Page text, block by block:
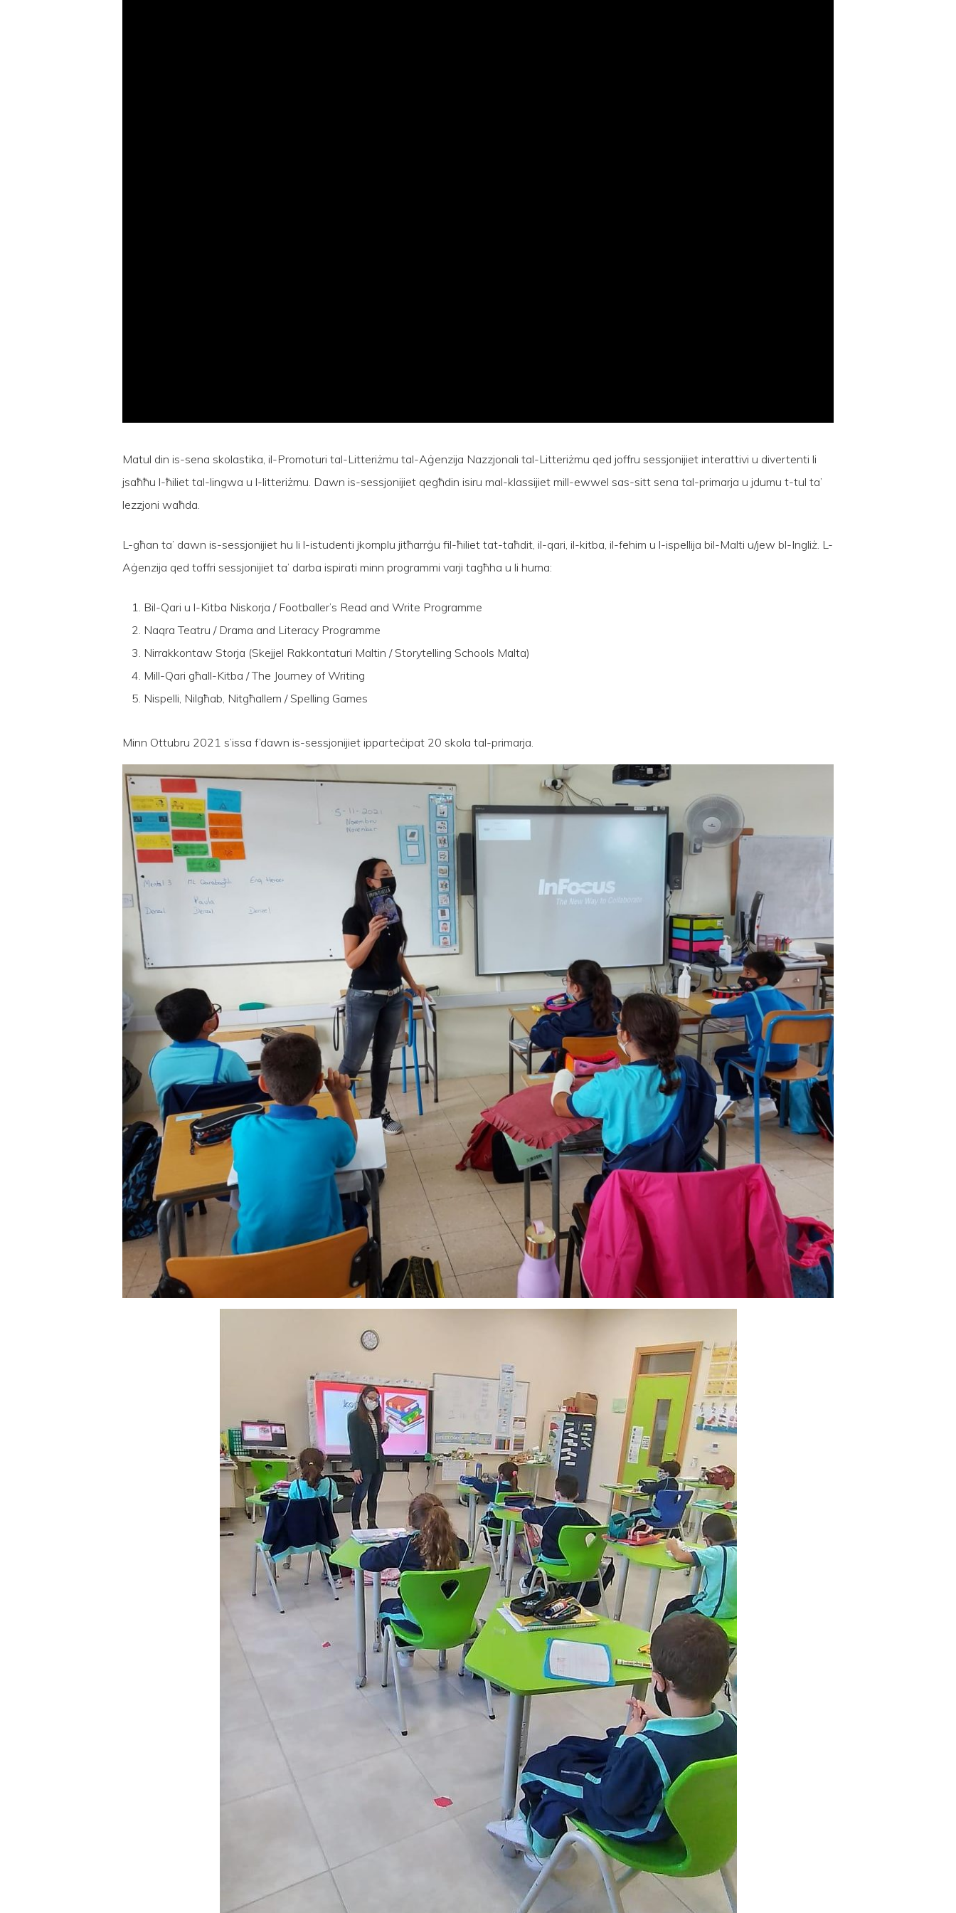
Matul din is-sena skolastika, il-Promoturi tal-Litteriżmu tal-Aġenzija Nazzjonali tal-Litteriżmu qed joffru sessjonijiet interattivi u divertenti li
jsaħħu l-ħiliet tal-lingwa u l-litteriżmu. Dawn is-sessjonijiet qegħdin isiru mal-klassijiet mill-ewwel sas-sitt sena tal-primarja u jdumu t-tul ta’
lezzjoni waħda.
L-għan ta’ dawn is-sessjonijiet hu li l-istudenti jkomplu jitħarrġu fil-ħiliet tat-taħdit, il-qari, il-kitba, il-fehim u l-ispellija bil-Malti u/jew bl-Ingliż. L-
Aġenzija qed toffri sessjonijiet ta’ darba ispirati minn programmi varji tagħha u li huma:
Bil-Qari u l-Kitba Niskorja / Footballer’s Read and Write Programme
Naqra Teatru / Drama and Literacy Programme
Nirrakkontaw Storja (Skejjel Rakkontaturi Maltin / Storytelling Schools Malta)
Mill-Qari għall-Kitba / The Journey of Writing
Nispelli, Nilgħab, Nitgħallem / Spelling Games
Minn Ottubru 2021 s’issa f’dawn is-sessjonijiet ipparteċipat 20 skola tal-primarja.